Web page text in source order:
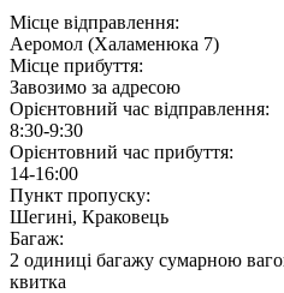
Місце відправлення:
Аеромол (Халаменюка 7)
Місце прибуття:
Завозимо за адресою
Орієнтовний час відправлення:
8:30-9:30
Орієнтовний час прибуття:
14-16:00
Пункт пропуску:
Шегині, Краковець
Багаж:
2 одиниці багажу сумарною
квитка